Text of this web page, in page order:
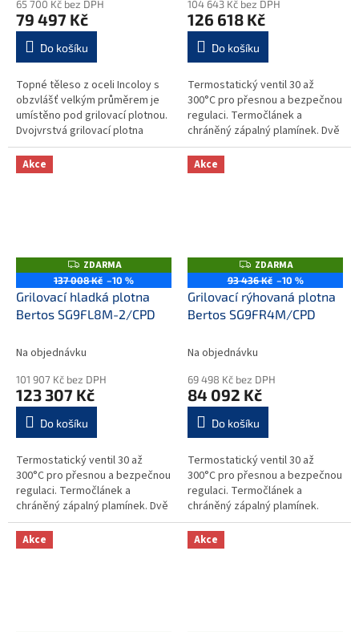
65 700 Kč bez DPH
79 497 Kč
Do košíku
Topné těleso z oceli Incoloy s
obzvlášť velkým průměrem je
umístěno pod grilovací plotnou.
Dvojvrstvá grilovací plotna
složená z ocelového plátu a
horní vrstvy z nerez oceli...
104 643 Kč bez DPH
126 618 Kč
Do košíku
Termostatický ventil 30 až
300°C pro přesnou a bezpečnou
regulaci. Termočlánek a
chráněný zápalný plamínek. Dvě
zóny s nezávislým ovládáním a
přesnou regulací teploty...
Akce
Z
D
A
R
M
A
ZDARMA
137 008 Kč –10 %
Grilovací hladká plotna
Bertos SG9FL8M-2/CPD
Na objednávku
101 907 Kč bez DPH
123 307 Kč
Do košíku
Termostatický ventil 30 až
300°C pro přesnou a bezpečnou
regulaci. Termočlánek a
chráněný zápalný plamínek. Dvě
zóny s nezávislým ovládáním a
přesnou regulací teploty...
Akce
Z
D
A
R
M
A
ZDARMA
93 436 Kč –10 %
Grilovací rýhovaná plotna
Bertos SG9FR4M/CPD
Na objednávku
69 498 Kč bez DPH
84 092 Kč
Do košíku
Termostatický ventil 30 až
300°C pro přesnou a bezpečnou
regulaci. Termočlánek a
chráněný zápalný plamínek.
Dvojvrstvá grilovací plotna
složená z ocelového plátu a
horní vrstvy...
Akce Akce